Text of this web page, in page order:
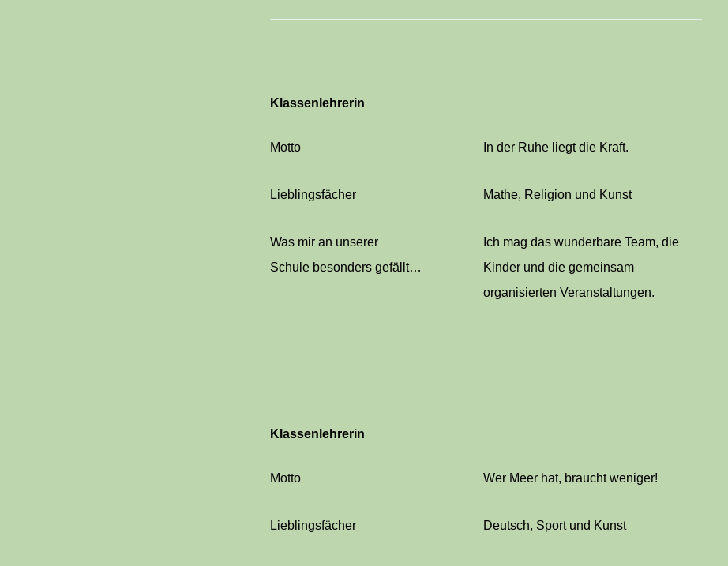
Klassenlehrerin
Motto In der Ruhe liegt die Kraft.
Lieblingsfächer Mathe, Religion und Kunst
Was mir an unserer
Schule besonders gefällt…
Ich mag das wunderbare Team, die
Kinder und die gemeinsam
organisierten Veranstaltungen.
Klassenlehrerin
Motto Wer Meer hat, braucht weniger!
Lieblingsfächer Deutsch, Sport und Kunst